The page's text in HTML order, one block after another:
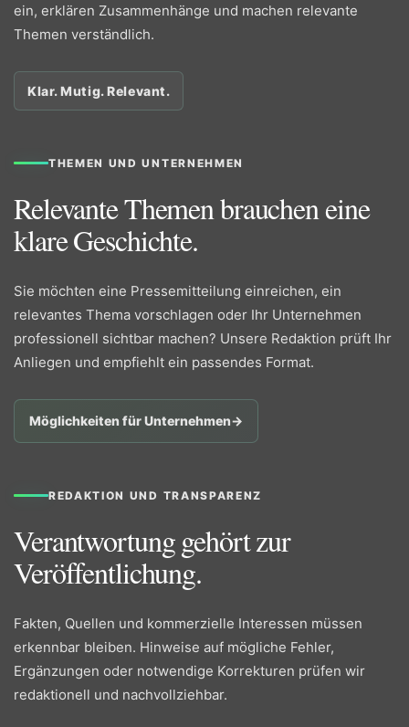
ein, erklären Zusammenhänge und machen relevante
Themen verständlich.
Klar. Mutig. Relevant.
THEMEN UND UNTERNEHMEN
Relevante Themen brauchen eine
klare Geschichte.
Sie möchten eine Pressemitteilung einreichen, ein
relevantes Thema vorschlagen oder Ihr Unternehmen
professionell sichtbar machen? Unsere Redaktion prüft Ihr
Anliegen und empfiehlt ein passendes Format.
Möglichkeiten für Unternehmen→
REDAKTION UND TRANSPARENZ
Verantwortung gehört zur
Veröffentlichung.
Fakten, Quellen und kommerzielle Interessen müssen
erkennbar bleiben. Hinweise auf mögliche Fehler,
Ergänzungen oder notwendige Korrekturen prüfen wir
redaktionell und nachvollziehbar.